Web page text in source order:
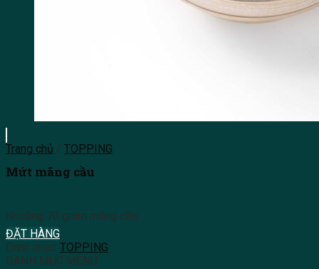
Trang chủ / TOPPING
Mứt mãng cầu
Khoảng 70 gram mãng cầu
ĐẶT HÀNG
Danh mục: TOPPING
DANH MỤC MENU